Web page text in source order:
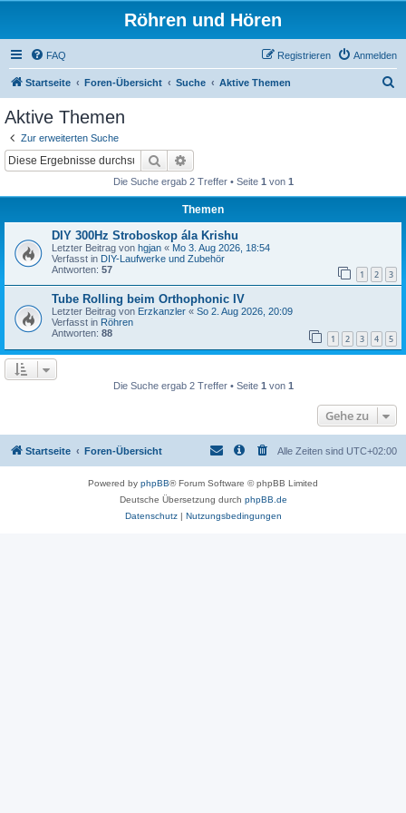
Röhren und Hören
FAQ Anmelden
Registrieren
Startseite Foren-Übersicht Suche Aktive Themen
Aktive Themen
Zur erweiterten Suche
Suche
Die Suche ergab 2 Treffer • Seite 1 von 1
Themen
DIY 300Hz Stroboskop ála Krishu
Letzter Beitrag von hgjan « Mo 3. Aug 2026, 18:54
Verfasst in DIY-Laufwerke und Zubehör
Antworten: 57 1 2 3
Tube Rolling beim Orthophonic IV
Letzter Beitrag von Erzkanzler « So 2. Aug 2026, 20:09
Verfasst in Röhren
Antworten: 88 1 2 3 4 5
Die Suche ergab 2 Treffer • Seite 1 von 1
Gehe zu
Startseite Foren-Übersicht Alle Zeiten sind UTC+02:00
Powered by phpBB® Forum Software © phpBB Limited
Deutsche Übersetzung durch phpBB.de
Datenschutz| Nutzungsbedingungen